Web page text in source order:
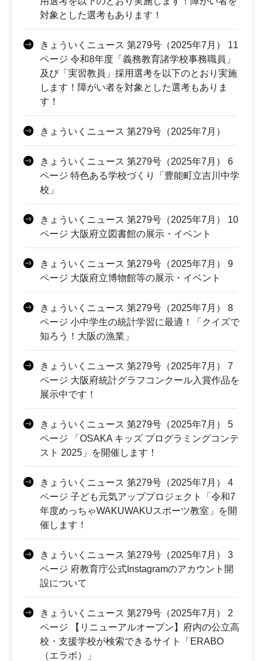
対象とした選考もあります！
きょういくニュース 第279号（2025年7月） 11
ページ 令和8年度「義務教育諸学校事務職員」
及び「実習教員」採用選考を以下のとおり実施
します！障がい者を対象とした選考もありま
す！
きょういくニュース 第279号（2025年7月）
きょういくニュース 第279号（2025年7月） 6
ページ 特色ある学校づくり「豊能町立吉川中学
校」
きょういくニュース 第279号（2025年7月） 10
ページ 大阪府立図書館の展示・イベント
きょういくニュース 第279号（2025年7月） 9
ページ 大阪府立博物館等の展示・イベント
きょういくニュース 第279号（2025年7月） 8
ページ 小中学生の統計学習に最適！「クイズで
知ろう！大阪の漁業」
きょういくニュース 第279号（2025年7月） 7
ページ 大阪府統計グラフコンクール入賞作品を
展示中です！
きょういくニュース 第279号（2025年7月） 5
ページ 「OSAKA キッズ プログラミングコンテ
スト 2025」を開催します！
きょういくニュース 第279号（2025年7月） 4
ページ 子ども元気アッププロジェクト「令和7
年度めっちゃWAKUWAKUスポーツ教室」を開
催します！
きょういくニュース 第279号（2025年7月） 3
ページ 府教育庁公式Instagramのアカウント開
設について
きょういくニュース 第279号（2025年7月） 2
ページ 【リニューアルオープン】府内の公立高
校・支援学校が検索できるサイト「ERABO
（エラボ）」